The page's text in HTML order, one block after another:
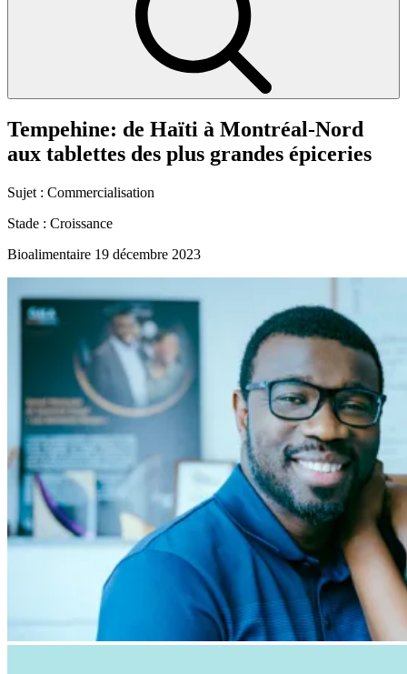
Tempehine: de Haïti à Montréal-Nord
aux tablettes des plus grandes épiceries
Sujet : Commercialisation
Stade : Croissance
Bioalimentaire 19 décembre 2023